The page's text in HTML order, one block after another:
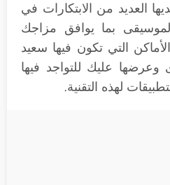
العديد من الابتكارات في
بما يوافق مزاجك
التي تكون فيها سعيد
وعرضها عليك للتواجد فيها
لهذه التقنية.